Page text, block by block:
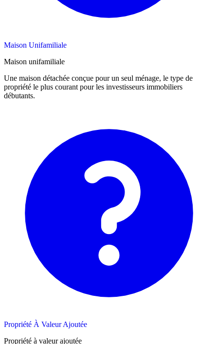
Maison Unifamiliale
Maison unifamiliale
Une maison détachée conçue pour un seul ménage, le type de
propriété le plus courant pour les investisseurs immobiliers
débutants.
Propriété À Valeur Ajoutée
Propriété à valeur ajoutée